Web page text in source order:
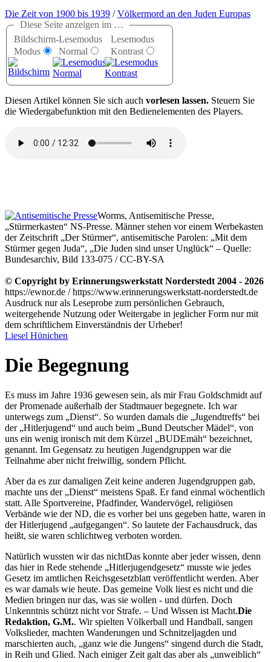
Die Zeit von 1900 bis 1939 /Völkermord an den Juden Europas
Diese Seite anzeigen im …
Bildschirm-
Modus
Lesemodus
Normal
Lesemodus
Kontrast
Diesen Artikel können Sie sich auch vorlesen lassen. Steuern Sie
die Wiedergabefunktion mit den Bedienelementen des Players.
Worms, Antisemitische Presse,
„Stürmerkasten“ NS-Presse. Männer stehen vor einem Werbekasten
der Zeitschrift „Der Stürmer“, antisemitische Parolen: „Mit dem
Stürmer gegen Juda“, „Die Juden sind unser Unglück“ – Quelle:
Bundesarchiv, Bild 133-075 / CC-BY-SA
© Copyright by Erinnerungswerkstatt Norderstedt 2004 - 2026
https://ewnor.de / https://www.erinnerungswerkstatt-norderstedt.de
Ausdruck nur als Leseprobe zum persönlichen Gebrauch,
weitergehende Nutzung oder Weitergabe in jeglicher Form nur mit
dem schriftlichem Einverständnis der Urheber!
Liesel Hünichen
Die Begegnung
Es muss im Jahre 1936 gewesen sein, als mir Frau Goldschmidt auf
der Promenade außerhalb der Stadtmauer begegnete. Ich war
unterwegs zum
Dienst . So wurden damals die Jugendtreffs
bei
der Hitlerjugend und auch beim Bund Deutscher Mädel , von
uns ein wenig ironisch mit dem Kürzel
BUDEmäh
bezeichnet,
genannt. Im Gegensatz zu heutigen Jugendgruppen war die
Teilnahme aber nicht freiwillig, sondern Pflicht.
Aber da es zur damaligen Zeit keine anderen Jugendgruppen gab,
machte uns der Dienst
meistens Spaß. Er fand einmal wöchentlich
statt. Alle Sportvereine, Pfadfinder, Wandervögel, religiösen
Verbände wie der ND, die es vorher bei uns gegeben hatte, waren in
der Hitlerjugend
aufgegangen . So lautete der Fachausdruck, das
heißt, sie waren schlichtweg verboten worden.
Natürlich wussten wir das nichtDas konnte aber jeder wissen, denn
das hier in Rede stehende
Hitlerjugendgesetz
musste wie jedes
Gesetz im amtlichen Reichsgesetzblatt veröffentlicht werden. Aber
es war damals wie heute. Das gemeine Volk liest es nicht und die
Medien bringen nur das, was sie wollen - und dürfen. Doch
Unkenntnis schützt nicht vor Strafe. – Und Wissen ist Macht.Die
Redaktion, G.M.. Wir spielten Völkerball und Handball, sangen
Volkslieder, machten Wanderungen und Schnitzeljagden und
marschierten auch,
ganz wie die Jungens
singend durch die Stadt,
in Reih und Glied. Nach einiger Zeit galt das aber als
unweiblich